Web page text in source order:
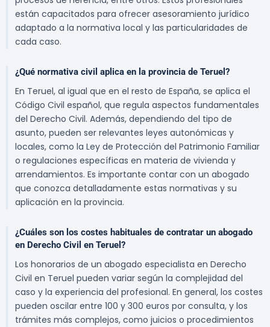
están capacitados para ofrecer asesoramiento jurídico
adaptado a la normativa local y las particularidades de
cada caso.
¿Qué normativa civil aplica en la provincia de Teruel?
En Teruel, al igual que en el resto de España, se aplica el
Código Civil español, que regula aspectos fundamentales
del Derecho Civil. Además, dependiendo del tipo de
asunto, pueden ser relevantes leyes autonómicas y
locales, como la Ley de Protección del Patrimonio Familiar
o regulaciones específicas en materia de vivienda y
arrendamientos. Es importante contar con un abogado
que conozca detalladamente estas normativas y su
aplicación en la provincia.
¿Cuáles son los costes habituales de contratar un abogado
en Derecho Civil en Teruel?
Los honorarios de un abogado especialista en Derecho
Civil en Teruel pueden variar según la complejidad del
caso y la experiencia del profesional. En general, los costes
pueden oscilar entre 100 y 300 euros por consulta, y los
trámites más complejos, como juicios o procedimientos